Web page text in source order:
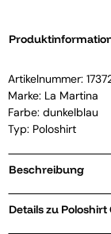
Artikelnummer:
Marke: La Martina
Farbe: dunkelblau
Typ: Poloshirt
Beschreibung